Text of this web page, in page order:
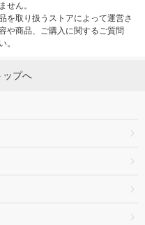
せん。
を取り扱うストアによって運営さ
や商品、ご購入に関するご質問
。
ップへ